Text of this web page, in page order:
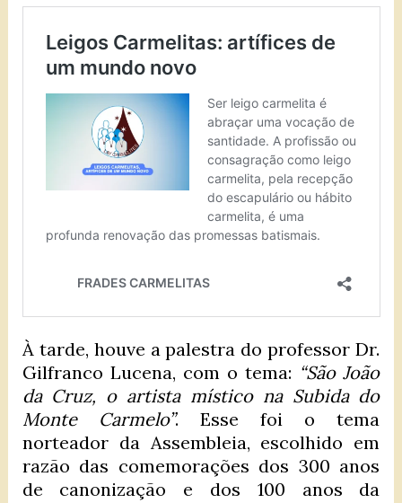
À tarde, houve a palestra do professor Dr.
Gilfranco Lucena, com o tema: “São João
da Cruz, o artista místico na Subida do
Monte Carmelo”. Esse foi o tema
norteador da Assembleia, escolhido em
razão das comemorações dos 300 anos
de canonização e dos 100 anos da